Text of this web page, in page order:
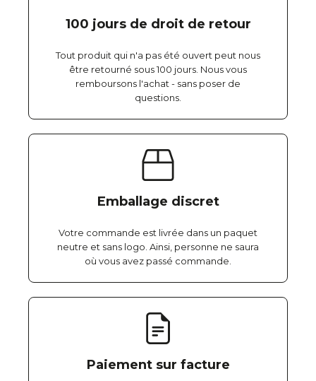
100 jours de droit de retour
Tout produit qui n'a pas été ouvert peut nous
être retourné sous 100 jours. Nous vous
remboursons l'achat - sans poser de
questions.
Emballage discret
Votre commande est livrée dans un paquet
neutre et sans logo. Ainsi, personne ne saura
où vous avez passé commande.
Paiement sur facture